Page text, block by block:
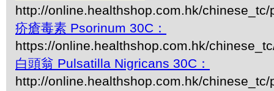
http://online.healthshop.com.hk/
疥瘡毒素 Psorinum 30C：
https://online.healthshop.com.hk/
白頭翁 Pulsatilla Nigricans 30C：
http://online.healthshop.com.hk/